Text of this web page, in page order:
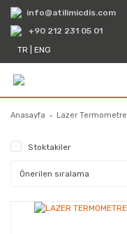
info@atilimicdis.com
+90 212 231 05 01
TR
ENG
Anasayfa Lazer Termometre
Stoktakiler